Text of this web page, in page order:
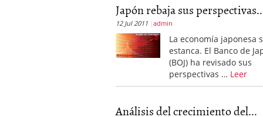
¿Cuál es el salario
El declive continuado
septiembre 26, 2023
El enigma del aceite de
extranjero? septiembre
Japón rebaja sus
12 Jul 2011 admin
La economía japonesa
estanca. El Banco de
(BOJ) ha revisado sus
perspectivas … Leer
Análisis del crecimiento del...